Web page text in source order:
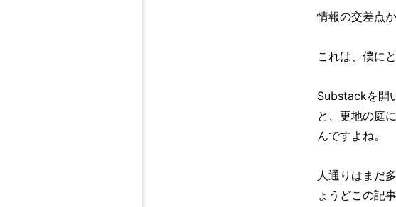
情報の交差点
これは、僕に
Substackを開
と、更地の庭
んですよね。
人通りはまだ
ょうどこの記